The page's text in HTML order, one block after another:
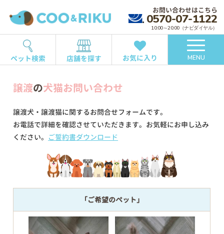
お問い合わせはこちら
0570-07-1122
10:00～20:00（ナビダイヤル）
ペット検索 店舗を探す お気に入り MENU
譲渡の犬猫お問い合わせ
譲渡犬・譲渡猫に関するお問合せフォームです。
お電話で詳細を確認させていただきます。お気軽にお申し込み
ください。 ご誓約書ダウンロード
「ご希望のペット」